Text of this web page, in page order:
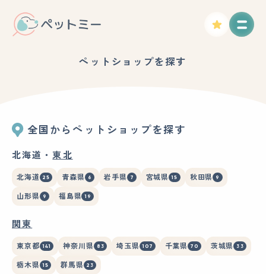
ペットショップを探す
全国からペットショップを探す
北海道・東北
北海道 25 青森県 6 岩手県 7 宮城県 15 秋田県 9
山形県 9 福島県 19
関東
東京都 141 神奈川県 83 埼玉県 107 千葉県 70 茨城県 33
栃木県 15 群馬県 23